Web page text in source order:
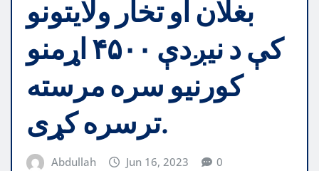
بغلان او تخار ولایتونو
کې د نیږدې ۴۵۰۰ اړمنو
کورنیو سره مرسته
ترسره کړی.
Abdullah Jun 16, 2023 0